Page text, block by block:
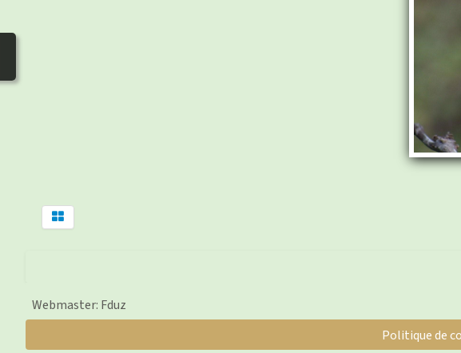
Webmaster: Fduz
Politique de